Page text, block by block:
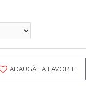
ADAUGĂ LA FAVORITE